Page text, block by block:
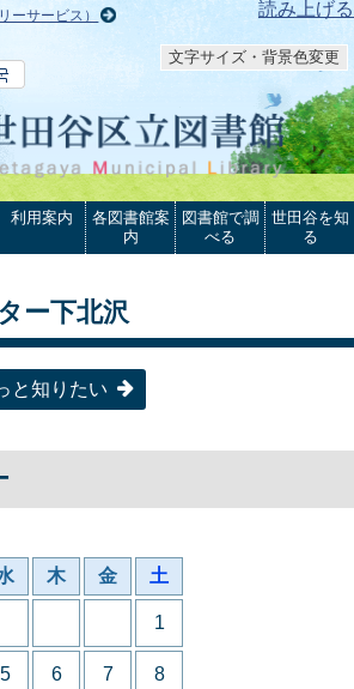
読み上げる
ーサービス）
文字サイズ・背景色変更
利用案内
各図書館案
内
図書館で調
べる
世田谷を知
る
ー下北沢
と知りたい
木 金 土
1
5 6 7 8